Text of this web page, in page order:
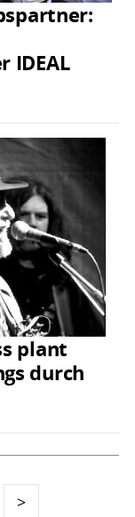
IDEAL
plant
durch
>